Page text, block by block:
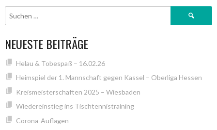
Suchen
NEUESTE BEITRÄGE
Helau & Tobespaß – 16.02.26
Heimspiel der 1. Mannschaft gegen Kassel – Oberliga Hessen
Kreismeisterschaften 2025 – Wiesbaden
Wiedereinstieg ins Tischtennistraining
Corona-Auflagen